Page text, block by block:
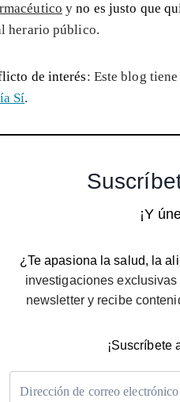
yno es justo que
herario público.
de interés: Este blog
Sí.
¡Y
¿Te apasiona la salud, la
investigaciones
newsletter y recibe
¡Suscríbete